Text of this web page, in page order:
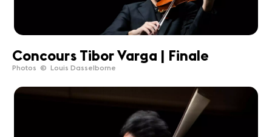
Concours Tibor Varga | Finale
Photos © Louis Dasselborne